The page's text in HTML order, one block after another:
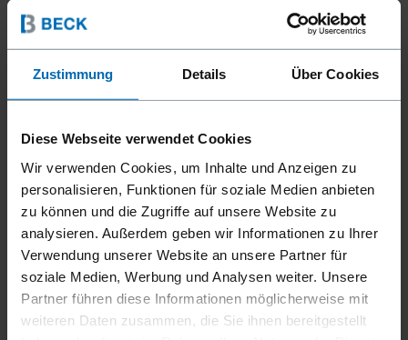
Zustimmung Details Über Cookies
Diese Webseite verwendet Cookies
Wir verwenden Cookies, um Inhalte und Anzeigen zu
personalisieren, Funktionen für soziale Medien anbieten
zu können und die Zugriffe auf unsere Website zu
analysieren. Außerdem geben wir Informationen zu Ihrer
Verwendung unserer Website an unsere Partner für
soziale Medien, Werbung und Analysen weiter. Unsere
Partner führen diese Informationen möglicherweise mit
weiteren Daten zusammen, die Sie ihnen bereitgestellt